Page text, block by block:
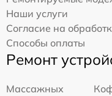
Наши услуги
Согласие на
Способы оплаты
Ремонт
Массажных